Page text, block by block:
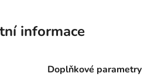
informace
Doplňkové parametry